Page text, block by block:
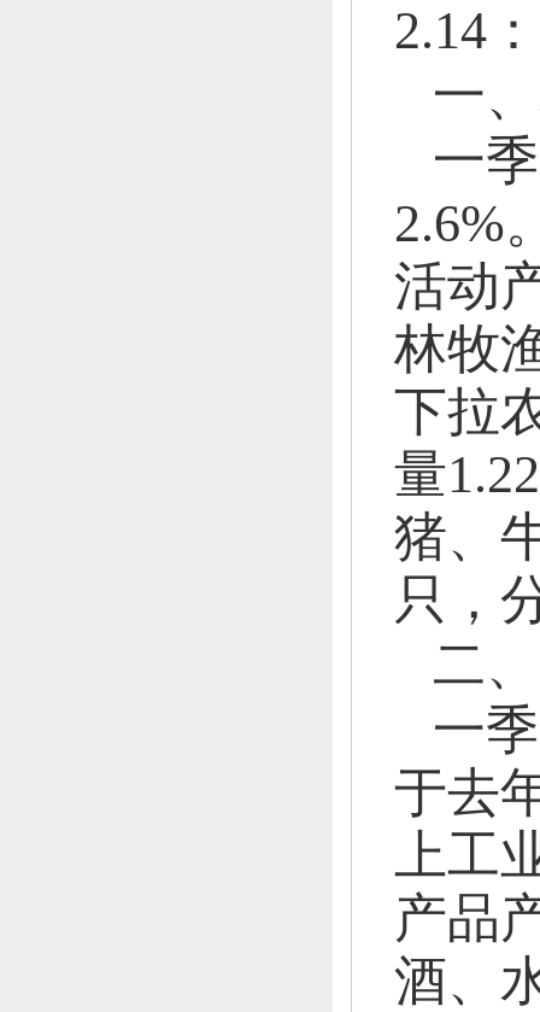
2.14：
一、
一
2.6%
活动
林牧
下拉
量
猪、
只，
二、
一
于去
上工
产品
酒、